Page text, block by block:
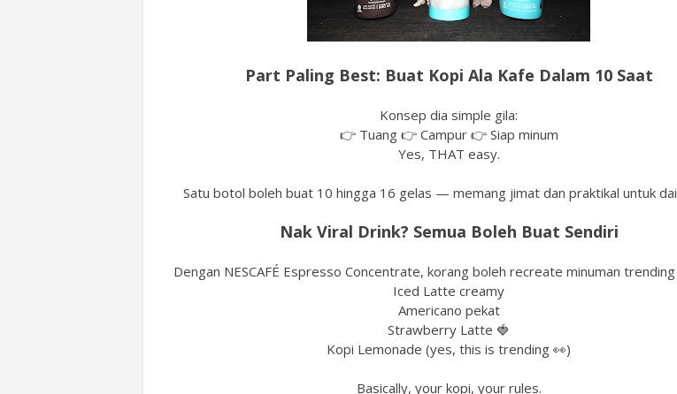
Part Paling Best: Buat Kopi Ala Kafe Dalam 10 Saat
Konsep dia simple gila:
👉 Tuang 👉 Campur 👉 Siap minum
Yes, THAT easy.
Satu botol boleh buat 10 hingga 16 gelas — memang jimat dan praktikal untuk
Nak Viral Drink? Semua Boleh Buat Sendiri
Dengan NESCAFÉ Espresso Concentrate, korang boleh recreate minuman trending
Iced Latte creamy
Americano pekat
Strawberry Latte 🍓
Kopi Lemonade (yes, this is trending 👀)
Basically, your kopi, your rules.